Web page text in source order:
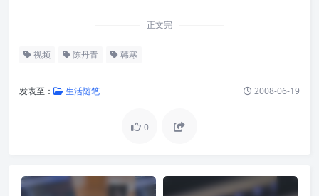
正文完
视频 陈丹青 韩寒
发表至： 生活随笔 2008-06-19
0